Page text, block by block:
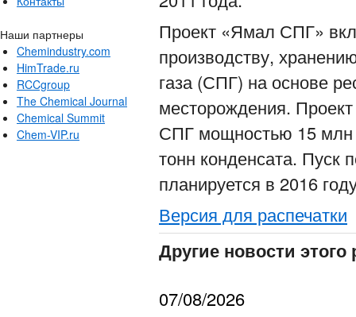
Наши партнеры
Chemindustry.com
HimTrade.ru
RCCgroup
The Chemical Journal
Chemical Summit
Chem-VIP.ru
Проект «Ямал СПГ»
производству,
газа (СПГ) на основе
месторождения.
СПГ мощностью 15 млн
тонн конденсата. Пуск
планируется в 2016
Версия для распечатки
Другие новости этого
07/08/2026